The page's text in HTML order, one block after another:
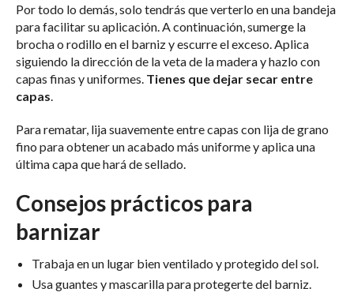
Por todo lo demás, solo tendrás que verterlo en una bandeja
para facilitar su aplicación. A continuación, sumerge la
brocha o rodillo en el barniz y escurre el exceso. Aplica
siguiendo la dirección de la veta de la madera y hazlo con
capas finas y uniformes. Tienes que dejar secar entre
capas.
Para rematar, lija suavemente entre capas con lija de grano
fino para obtener un acabado más uniforme y aplica una
última capa que hará de sellado.
Consejos prácticos para
barnizar
Trabaja en un lugar bien ventilado y protegido del sol.
Usa guantes y mascarilla para protegerte del barniz.